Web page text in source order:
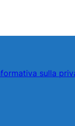
sulla